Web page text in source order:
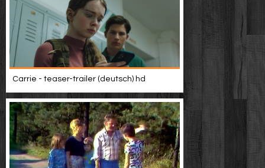
Carrie - teaser-trailer (deutsch) hd